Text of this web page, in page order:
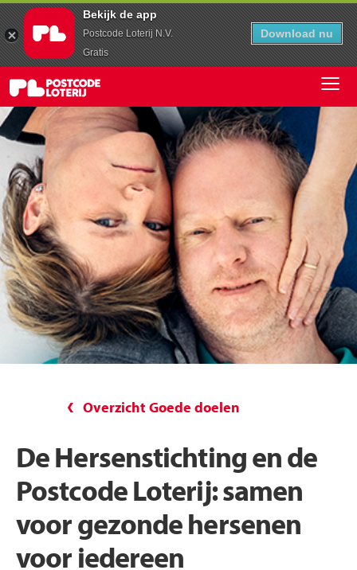
Bekijk de app
Postcode Loterij N.V.
Gratis
Download nu
Overzicht Goede doelen
De Hersenstichting en de
Postcode Loterij: samen
voor gezonde hersenen
voor iedereen